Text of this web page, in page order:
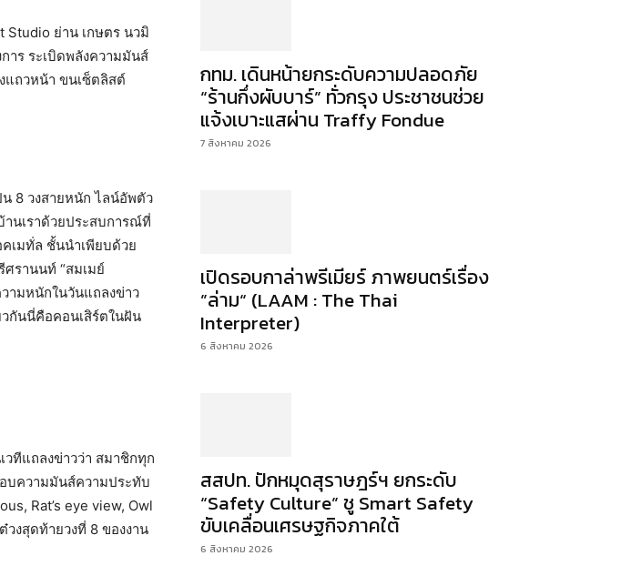
Studio ย่าน เกษตร นวมิ
าร ระเบิดพลังความมันส์
แถวหน้า ขนเซ็ตลิสต์
8 วงสายหนัก ไลน์อัพตัว
านเราด้วยประสบการณ์ที่
เมทั่ล ชั้นนำเพียบด้วย
รานนท์ “สมเมย์
วามหนักในวันแถลงข่าว
กันนี่คือคอนเสิร์ตในฝัน
ทีแถลงข่าวว่า สมาชิกทุก
บความมันส์ความประทับ
Rat’s eye view, Owl
งสุดท้ายวงที่ 8 ของงาน
กทม. เดินหน้ายกระดับความปลอดภัย
“ร้านกึ่งผับบาร์” ทั่วกรุง ประชาชนช่วย
แจ้งเบาะแสผ่าน Traffy Fondue
7 สิงหาคม 2026
เปิดรอบกาล่าพรีเมียร์ ภาพยนตร์เรื่อง
”ล่าม“ (LAAM : The Thai
Interpreter)
6 สิงหาคม 2026
สสปท. ปักหมุดสุราษฎร์ฯ ยกระดับ
“Safety Culture” ชู Smart Safety
ขับเคลื่อนเศรษฐกิจภาคใต้
6 สิงหาคม 2026